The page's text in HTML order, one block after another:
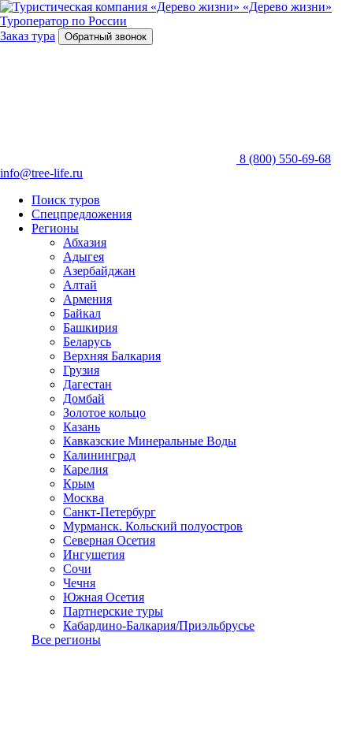
«Дерево жизни»
Туроператор по России
Заказ тура
Обратный звонок
8 (800) 550-69-68
info@tree-life.ru
Поиск туров
Спецпредложения
Регионы
Абхазия
Адыгея
Азербайджан
Алтай
Армения
Байкал
Башкирия
Беларусь
Верхняя Балкария
Грузия
Дагестан
Домбай
Золотое кольцо
Казань
Кавказские Минеральные Воды
Калининград
Карелия
Крым
Москва
Санкт-Петербург
Мурманск. Кольский полуостров
Северная Осетия
Ингушетия
Сочи
Чечня
Южная Осетия
Партнерские туры
Кабардино-Балкария/Приэльбрусье
Все регионы